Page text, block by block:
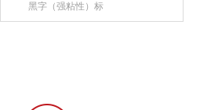
黑字（强粘性）标